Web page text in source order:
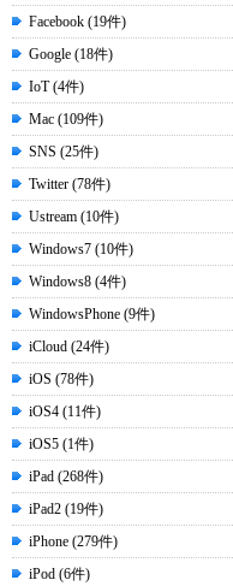
Facebook (19件)
Google (18件)
IoT (4件)
Mac (109件)
SNS (25件)
Twitter (78件)
Ustream (10件)
Windows7 (10件)
Windows8 (4件)
WindowsPhone (9件)
iCloud (24件)
iOS (78件)
iOS4 (11件)
iOS5 (1件)
iPad (268件)
iPad2 (19件)
iPhone (279件)
iPod (6件)